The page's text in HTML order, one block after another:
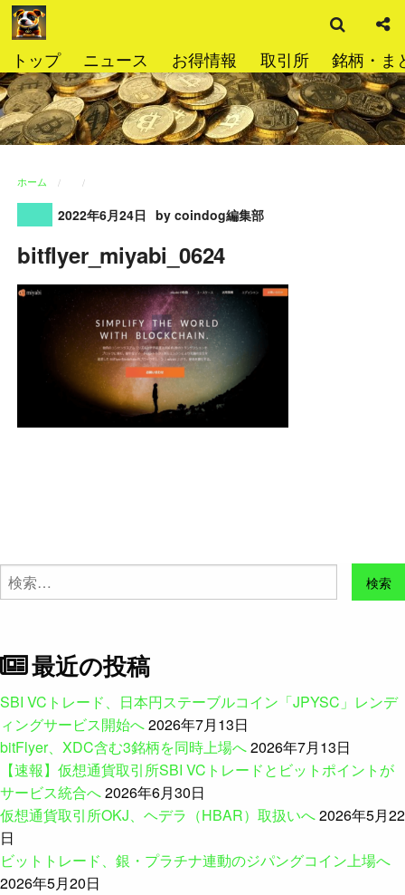
コ
ン
ン
ツ
へ
ス
トップ ニュース お得情報 取引所 銘柄・ま
索
ホーム
2022年6月24日 by coindog編集部
bitflyer_miyabi_0624
検
索:
最近の投稿
SBI VCトレード、日本円ステーブルコイン「JPYSC」レンデ
ィングサービス開始へ2026年7月13日
bitFlyer、XDC含む3銘柄を同時上場へ2026年7月13日
【速報】仮想通貨取引所SBI VCトレードとビットポイントが
サービス統合へ2026年6月30日
仮想通貨取引所OKJ、ヘデラ（HBAR）取扱いへ2026年5月22
日
ビットトレード、銀・プラチナ連動のジパングコイン上場へ
2026年5月20日